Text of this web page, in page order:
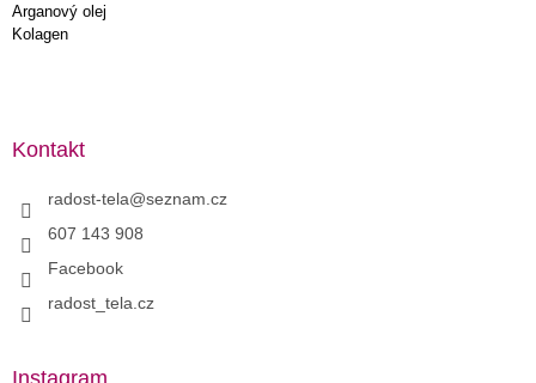
Arganový olej
Kolagen
Kontakt
radost-tela@seznam.cz
607 143 908
Facebook
radost_tela.cz
Instagram